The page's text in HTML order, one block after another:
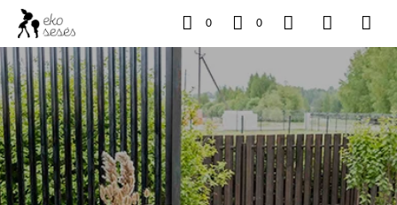
0 0